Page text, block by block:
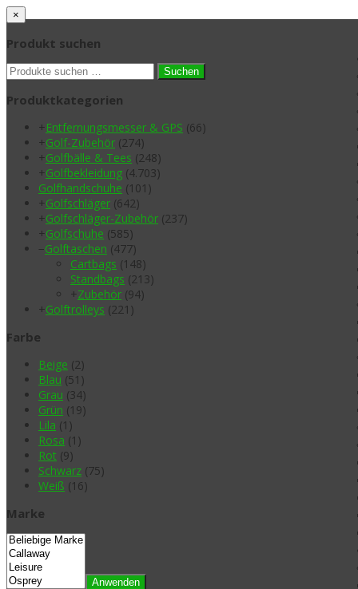
×
Produkt suchen
Suchen
nach:
Suchen
Produktkategorien
+Entfernungsmesser & GPS (66)
+Golf-Zubehör (274)
+Golfbälle & Tees (248)
+Golfbekleidung (4.703)
Golfhandschuhe (101)
+Golfschläger (642)
+Golfschläger-Zubehör (237)
+Golfschuhe (585)
−Golftaschen (477)
Cartbags (148)
Standbags (213)
+Zubehör (94)
+Golftrolleys (221)
Farbe
Beige (2)
Blau (51)
Grau (34)
Grün (19)
Lila (1)
Rosa (1)
Rot (9)
Schwarz (75)
Weiß (16)
Marke
Anwenden